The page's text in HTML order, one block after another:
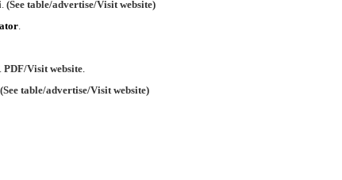
. (See table/advertise/Visit website)
.
PDF/Visit website.
(See table/advertise/Visit website)